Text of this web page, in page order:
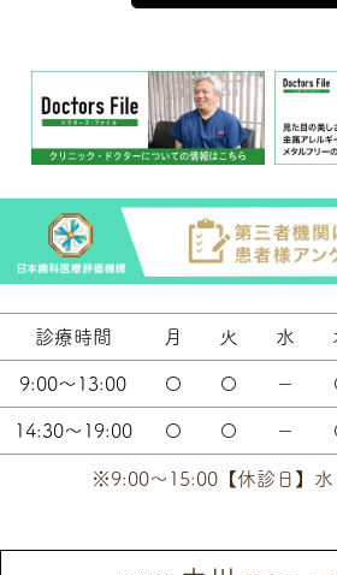
診療時間 月 火 水
9:00～13:00 〇 〇 －
14:30～19:00 〇 〇 －
※9:00～15:00【休診日】水